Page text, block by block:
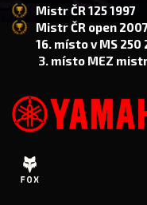
Mistr ČR 125 1997
Mistr ČR open
16. místo v MS 250
3. místo MEZ